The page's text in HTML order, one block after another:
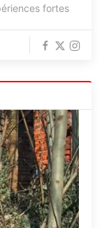
fortes